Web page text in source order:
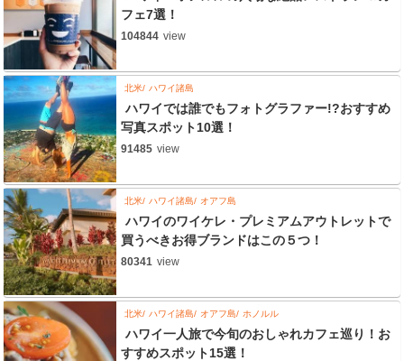
フェ7選！
104844 view
北米 ハワイ諸島
ハワイでは誰でもフォトグラファー!?おすすめ
写真スポット10選！
91485 view
北米 ハワイ諸島 オアフ島
ハワイのワイケレ・プレミアムアウトレットで
買うべきお得ブランドはこの５つ！
80341 view
北米 ハワイ諸島 オアフ島 ホノルル
ハワイ一人旅で今旬のおしゃれカフェ巡り！お
すすめスポット15選！